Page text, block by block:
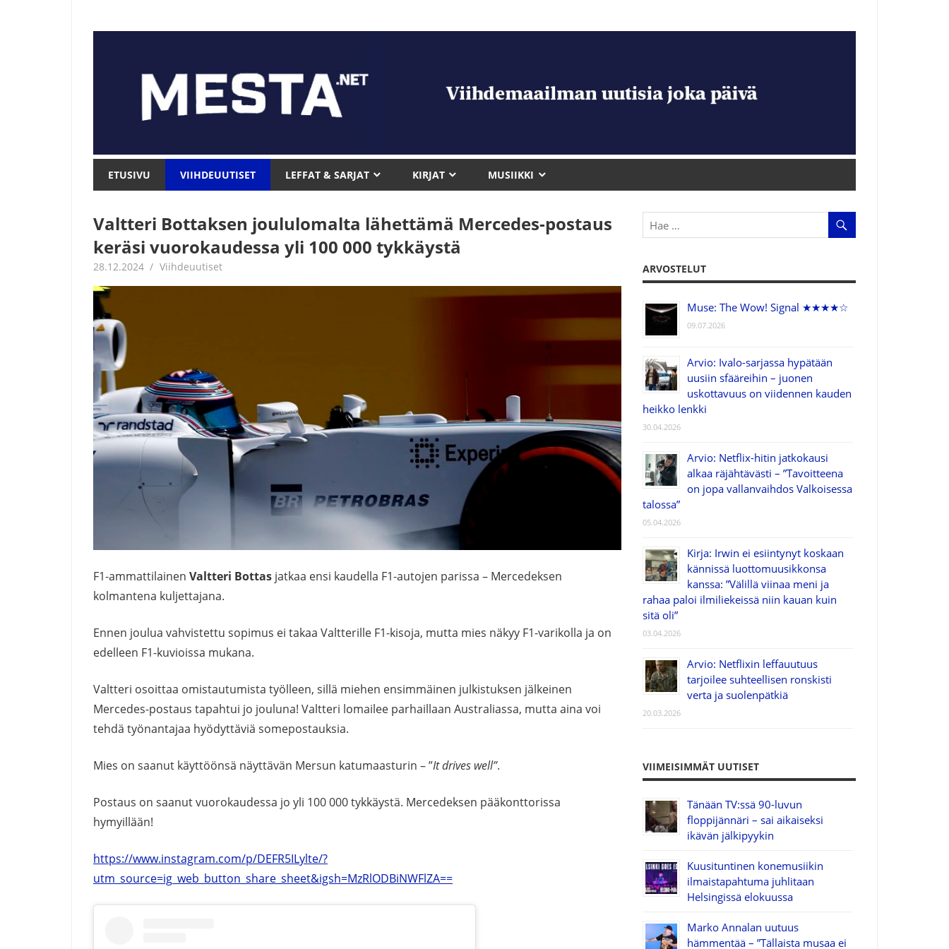
Mesta.net
ETUSIVU VIIHDEUUTISET LEFFAT & SARJAT KIRJAT MUSIIKKI
Valtteri Bottaksen joululomalta lähettämä Mercedes-postaus
keräsi vuorokaudessa yli 100 000 tykkäystä
28.12.2024 Juha Kaunisto
Viihdeuutiset
F1-ammattilainen Valtteri Bottas jatkaa ensi kaudella F1-autojen parissa – Mercedeksen
kolmantena kuljettajana.
Ennen joulua vahvistettu sopimus ei takaa Valtterille F1-kisoja, mutta mies näkyy F1-varikolla ja on
edelleen F1-kuvioissa mukana.
Valtteri osoittaa omistautumista työlleen, sillä miehen ensimmäinen julkistuksen jälkeinen
Mercedes-postaus tapahtui jo jouluna! Valtteri lomailee parhaillaan Australiassa, mutta aina voi
tehdä työnantajaa hyödyttäviä somepostauksia.
Mies on saanut käyttöönsä näyttävän Mersun katumaasturin – ”It drives well”.
Postaus on saanut vuorokaudessa jo yli 100 000 tykkäystä. Mercedeksen pääkonttorissa
hymyillään!
https://www.instagram.com/p/DEFR5ILylte/?
utm_source=ig_web_button_share_sheet&igsh=MzRlODBiNWFlZA==
ARVOSTELUT
Muse: The Wow! Signal ★★★★☆
09.07.2026
Arvio: Ivalo-sarjassa hypätään
uusiin sfääreihin – juonen
uskottavuus on viidennen kauden
heikko lenkki
30.04.2026
Arvio: Netflix-hitin jatkokausi
alkaa räjähtävästi – ”Tavoitteena
on jopa vallanvaihdos Valkoisessa
talossa”
05.04.2026
Kirja: Irwin ei esiintynyt koskaan
kännissä luottomuusikkonsa
kanssa: ”Välillä viinaa meni ja
rahaa paloi ilmiliekeissä niin kauan kuin
sitä oli”
03.04.2026
Arvio: Netflixin leffauutuus
tarjoilee suhteellisen ronskisti
verta ja suolenpätkiä
20.03.2026
VIIMEISIMMÄT UUTISET
Tänään TV:ssä 90-luvun
floppijännäri – sai aikaiseksi
ikävän jälkipyykin
Kuusituntinen konemusiikin
ilmaistapahtuma juhlitaan
Helsingissä elokuussa
Marko Annalan uutuus
hämmentää – ”Tällaista musaa ei